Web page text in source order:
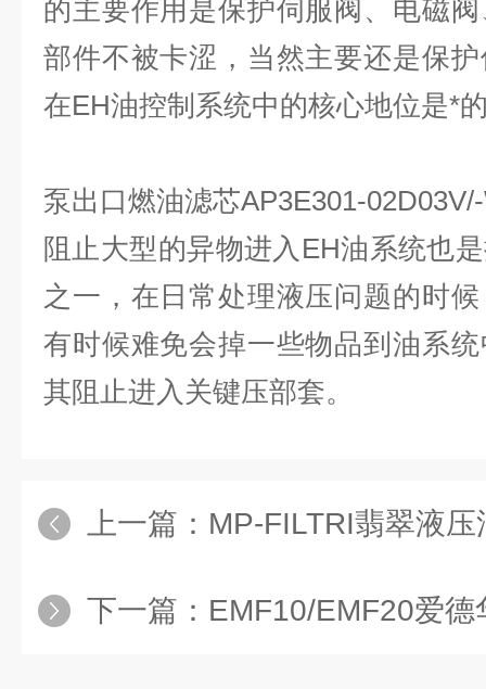
的主要作用是保护伺服阀、电磁
部件不被卡涩，当然主要还是保
在EH油控制系统中的核心地位是*
泵出口燃油滤芯AP3E301-
阻止大型的异物进入EH油系统也
之一，在日常处理液压问题的时
有时候难免会掉一些物品到油系
其阻止进入关键压部套。
上一篇： MP-FILTRI翡翠液
下一篇： EMF10/EMF20爱德华真空泵油雾分